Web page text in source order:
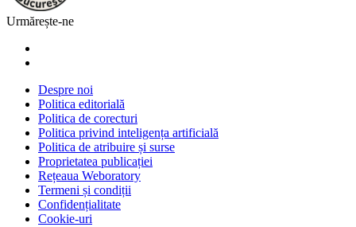
Urmărește-ne
Despre noi
Politica editorială
Politica de corecturi
Politica privind inteligența artificială
Politica de atribuire și surse
Proprietatea publicației
Rețeaua Weboratory
Termeni și condiții
Confidențialitate
Cookie-uri